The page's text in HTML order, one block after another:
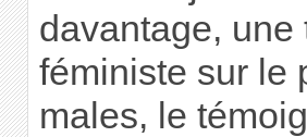
davantage,
féministe sur le
males, le